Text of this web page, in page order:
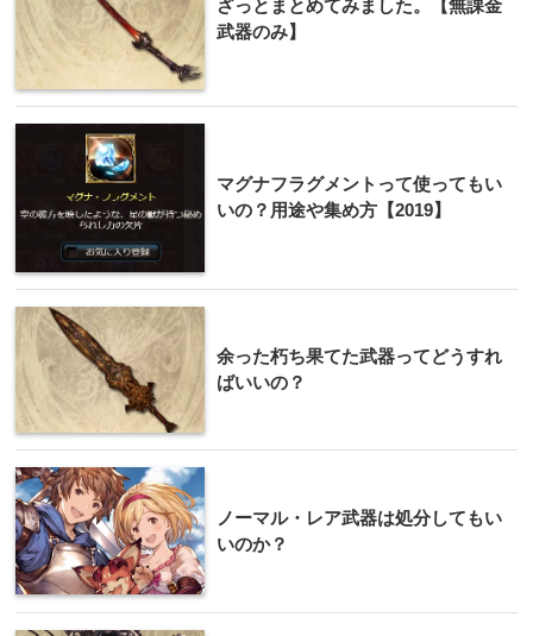
ざっとまとめてみました。【無課金
武器のみ】
マグナフラグメントって使ってもい
いの？用途や集め方【2019】
余った朽ち果てた武器ってどうすれ
ばいいの？
ノーマル・レア武器は処分してもい
いのか？